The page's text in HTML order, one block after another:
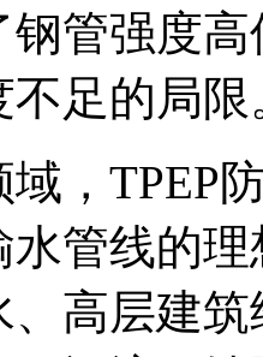
钢管强度
足的局限
，TPEP
水管线的
高层建